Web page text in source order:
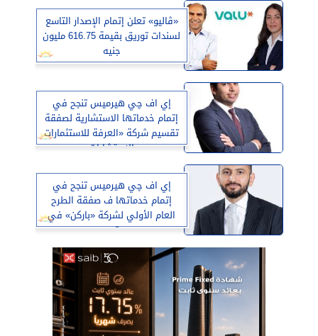
«ڤاليو» تعلن إتمام الإصدار التاسع
لسندات توريق بقيمة 616.75 مليون
جنيه
إي اف چي هيرميس تنجح في
إتمام خدماتها الاستشارية لصفقة
تقسيم شركة «العرفة للاستثمارات
والاستشارات»
إي اف چي هيرميس تنجح في
إتمام خدماتها ف صفقة الطرح
العام الأولي لشركة «باركن» في
سوق دبي